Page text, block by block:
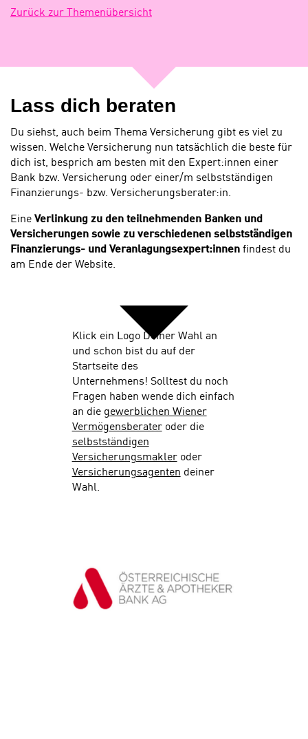
Zurück zur Themenübersicht
Lass dich beraten
Du siehst, auch beim Thema Versicherung gibt es viel zu
wissen. Welche Versicherung nun tatsächlich die beste für
dich ist, besprich am besten mit den Expert:innen einer
Bank bzw. Versicherung oder einer/m selbstständigen
Finanzierungs- bzw. Versicherungsberater:in.
Eine Verlinkung zu den teilnehmenden Banken und
Versicherungen sowie zu verschiedenen selbstständigen
Finanzierungs- und Veranlagungsexpert:innen findest du
am Ende der Website.
Klick ein Logo Deiner Wahl an
und schon bist du auf der
Startseite des
Unternehmens! Solltest du noch
Fragen haben wende dich einfach
an die gewerblichen Wiener
Vermögensberateroder die
selbstständigen
Versicherungsmakleroder
Versicherungsagenten deiner
Wahl.